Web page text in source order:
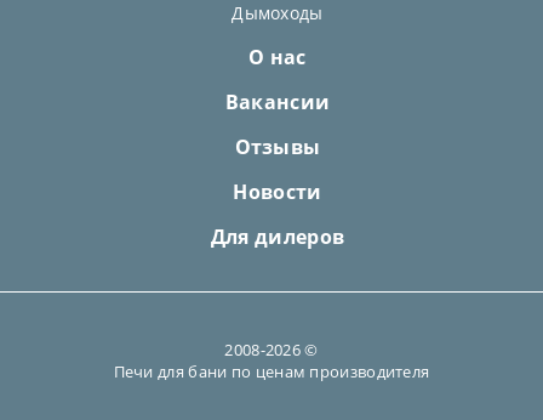
Дымоходы
О нас
Вакансии
Отзывы
Новости
Для дилеров
2008-2026 ©
Печи для бани по ценам производителя